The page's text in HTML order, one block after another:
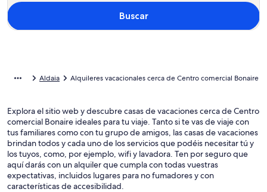
Buscar
Aldaia Alquileres vacacionales cerca de Centro comercial Bonaire
Explora el sitio web y descubre casas de vacaciones cerca de Centro
comercial Bonaire ideales para tu viaje. Tanto si te vas de viaje con
tus familiares como con tu grupo de amigos, las casas de vacaciones
brindan todos y cada uno de los servicios que podéis necesitar tú y
los tuyos, como, por ejemplo, wifi y lavadora. Ten por seguro que
aquí darás con un alquiler que cumpla con todas vuestras
expectativas, incluidos lugares para no fumadores y con
características de accesibilidad.